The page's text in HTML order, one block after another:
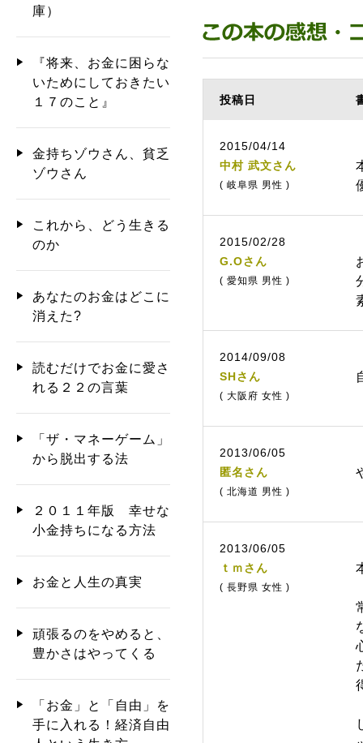
投稿日
2015/04/14
中村 武文さん
( 岐阜県 男性 )
2015/02/28
G.Oさん
( 愛知県 男性 )
2014/09/08
SHさん
( 大阪府 女性 )
2013/06/05
匿名さん
( 北海道 男性 )
2013/06/05
ｔｍさん
( 長野県 女性 )
庫）
『将来、お金に困らな
いためにしておきたい
１７のこと』
金持ちゾウさん、貧乏
ゾウさん
これから、どう生きる
のか
あなたのお金はどこに
消えた?
読むだけでお金に愛さ
れる２２の言葉
「ザ・マネーゲーム」
から脱出する法
２０１１年版 幸せな
小金持ちになる方法
お金と人生の真実
頑張るのをやめると、
豊かさはやってくる
「お金」と「自由」を
手に入れる！経済自由